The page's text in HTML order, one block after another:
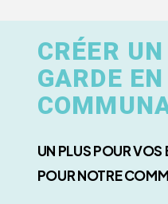
CRÉER
GARDE EN
UN PLUS POUR VOS
POUR NOTRE